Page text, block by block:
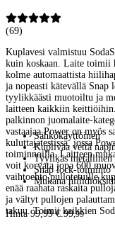
(69)
Kuplavesi valmistuu
kuin koskaan. Laite toimii
kolme automaattista
ja nopeasti kätevällä
tyylikkäästi muotoiltu ja
laitteen kaikkiin
palkinnon juomalaite-
vastaajaa.Power on myös
kuluttajatestissä, jossa
toiminnoilla. Laitteen
voit korvata jopa 600
vaihtoehto pullotetuille
enää raahata raskaita
ja vältyt pullojen
takuu. Toimii kaikkien
Sähkökäyttöinen
Kuplivaa vettä
Tyylikäs
Snap lock-toiminto
Mukana
Hinta 99,99 €.99,99